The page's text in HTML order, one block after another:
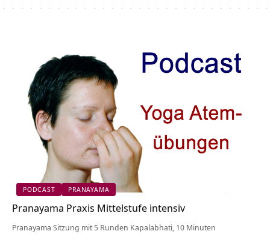
PODCAST PRANAYAMA
Pranayama Praxis Mittelstufe intensiv
Pranayama Sitzung mit 5 Runden Kapalabhati, 10 Minuten